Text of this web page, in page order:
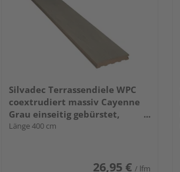
Silvadec Terrassendiele WPC
coextrudiert massiv Cayenne
Grau einseitig gebürstet,
längsseitige Nut, Atmosphère -
Länge 400 cm
26,95 € / lfm